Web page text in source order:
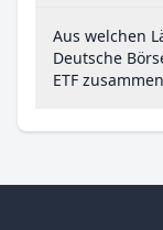
Aus welchen
Deutsche
ETF